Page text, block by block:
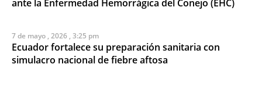
ante la Enfermedad Hemorrágica del Conejo (EHC)
7 de mayo , 2026 , 3:25 pm
Ecuador fortalece su preparación sanitaria con
simulacro nacional de fiebre aftosa